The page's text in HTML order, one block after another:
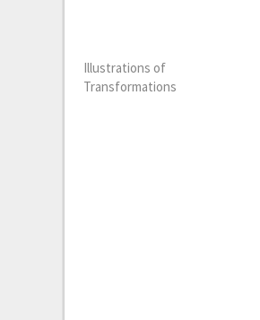
Illustrations of
Transformations